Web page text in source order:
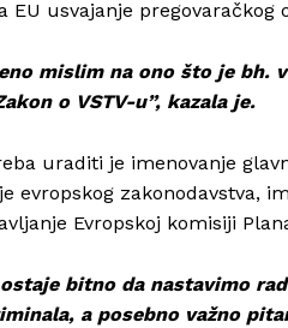
EU usvajanje pregovaračkog
mislim na ono što je bh.
o VSTV-u”, kazala je.
uraditi je imenovanje
evropskog zakonodavstva,
Evropskoj komisiji
bitno da nastavimo
a posebno važno